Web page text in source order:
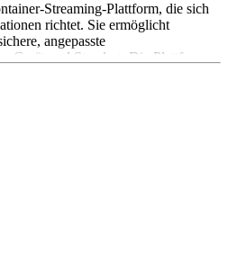
Streaming-Plattform, die sich
richtet. Sie ermöglicht
angepasste
Gerät und Standort. Die Plattform
Isolation, sichere Remote-Zugriffe,
für Open-Source-Intelligenz.
Datenschutz und Compliance mit
beginnen bei $ 0 für die